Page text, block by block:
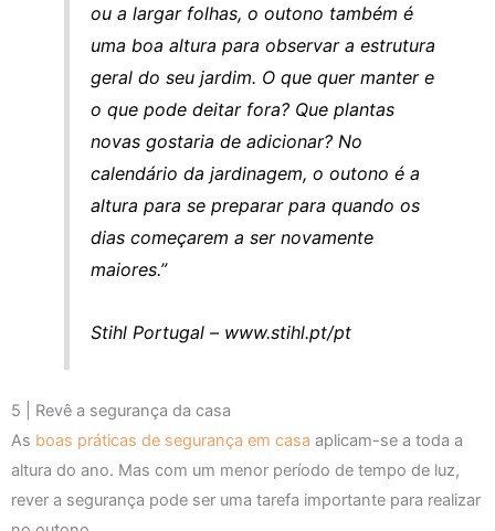
ou a largar folhas, o outono também é
uma boa altura para observar a estrutura
geral do seu jardim. O que quer manter e
o que pode deitar fora? Que plantas
novas gostaria de adicionar? No
calendário da jardinagem, o outono é a
altura para se preparar para quando os
dias começarem a ser novamente
maiores.”
Stihl Portugal – www.stihl.pt/pt
5 | Revê a segurança da casa
As boas práticas de segurança em casa aplicam-se a toda a
altura do ano. Mas com um menor período de tempo de luz,
rever a segurança pode ser uma tarefa importante para realizar